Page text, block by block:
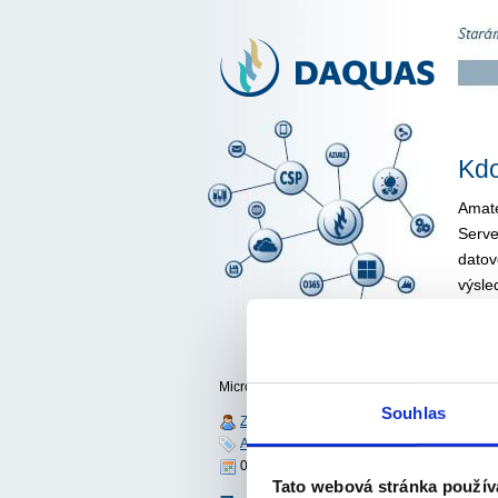
Souhlas
Tato webová stránka
Microsoft R Server 2016
Zuzana Sobotková
Aktuality
02.03.2016 14:38:00